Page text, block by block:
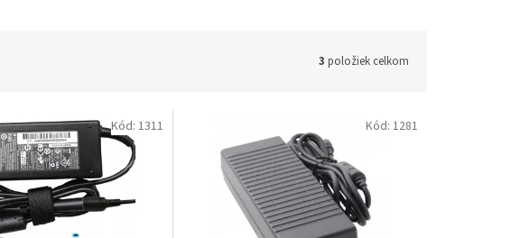
3 položiek celkom
Kód: 1311 Kód: 1281